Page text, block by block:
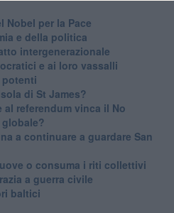
Nobel per la Pace
e della politica
intergenerazionale
e ai loro vassalli
potenti
di St James?
al referendum vinca il No
a continuare a guardare San
o consuma i riti collettivi
a guerra civile
baltici